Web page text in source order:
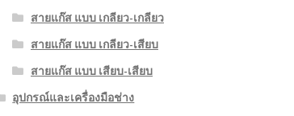
สายแก๊ส แบบ เกลียว-เกลียว
สายแก๊ส แบบ เกลียว-เสียบ
สายแก๊ส แบบ เสียบ-เสียบ
อุปกรณ์และเครื่องมือช่าง